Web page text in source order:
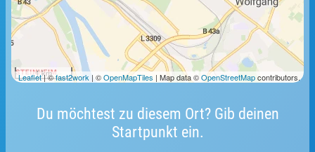
Du möchtest zu diesem Ort? Gib deinen
Startpunkt ein.
1 km
Leaflet| ©fast2work | ©OpenMapTiles | Map data ©OpenStreetMapcontributors.